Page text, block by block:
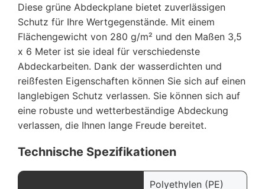
Diese grüne Abdeckplane bietet zuverlässigen
Schutz für Ihre Wertgegenstände. Mit einem
Flächengewicht von 280 g/m² und den Maßen 3,5
x 6 Meter ist sie ideal für verschiedenste
Abdeckarbeiten. Dank der wasserdichten und
reißfesten Eigenschaften können Sie sich auf einen
langlebigen Schutz verlassen. Sie können sich auf
eine robuste und wetterbeständige Abdeckung
verlassen, die Ihnen lange Freude bereitet.
Technische Spezifikationen
Polyethylen (PE)